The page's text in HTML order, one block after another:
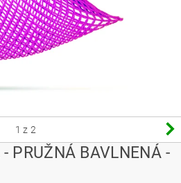
1 z 2
PRUŽNÁ BAVLNENÁ -